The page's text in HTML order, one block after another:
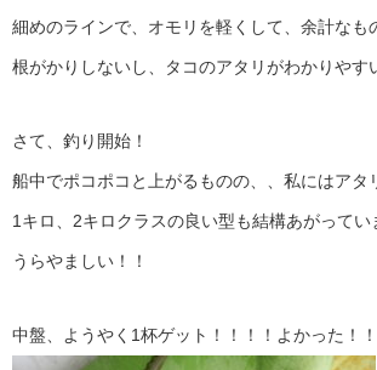
細めのラインで、オモリを軽くして、余計なも
根がかりしないし、タコのアタリがわかりやす
さて、釣り開始！
船中でポコポコと上がるものの、、私にはアタ
1キロ、2キロクラスの良い型も結構あがってい
うらやましい！！
中盤、ようやく1杯ゲット！！！！よかった！！